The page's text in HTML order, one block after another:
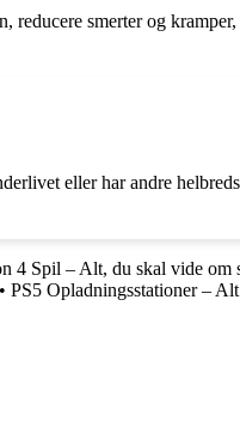
smerter og
eller har andre
4 Spil – Alt, du skal vide om
PS5 Opladningsstationer –